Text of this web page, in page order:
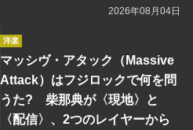
2026年08月04日
洋楽
マッシヴ・アタック（Massive
Attack）はフジロックで何を問
うた? 柴那典が〈現地〉と
〈配信〉、2つのレイヤーから